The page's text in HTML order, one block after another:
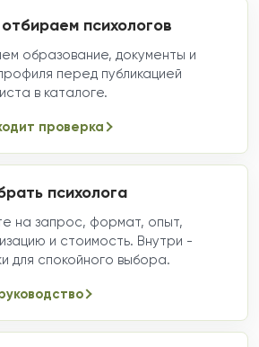
психологов
образование, документы и
перед публикацией
в каталоге.
проверка
психолога
на запрос, формат, опыт,
и стоимость. Внутри -
для спокойного выбора.